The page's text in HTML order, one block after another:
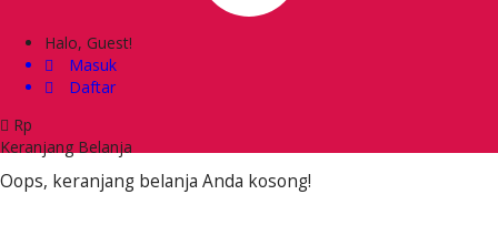
Halo, Guest!
Masuk
Daftar
Rp
Keranjang Belanja
Oops, keranjang belanja Anda kosong!